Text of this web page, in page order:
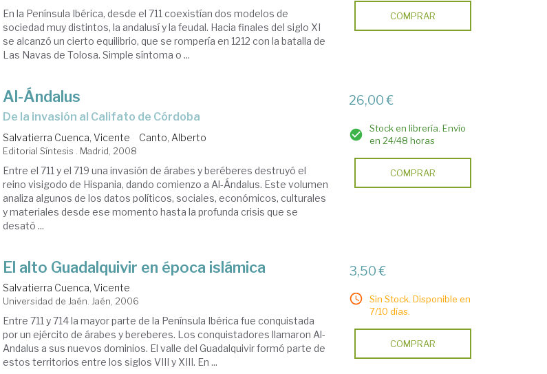
En la Península Ibérica, desde el 711 coexistían dos modelos de
sociedad muy distintos, la andalusí y la feudal. Hacia finales del siglo XI
se alcanzó un cierto equilibrio, que se rompería en 1212 con la batalla de
Las Navas de Tolosa. Simple síntoma o ...
COMPRAR
Al-Ándalus
de la invasión al Califato de Córdoba
Salvatierra Cuenca, Vicente Canto, Alberto
Editorial Síntesis . Madrid, 2008
Entre el 711 y el 719 una invasión de árabes y beréberes destruyó el
reino visigodo de Hispania, dando comienzo a Al-Ándalus. Este volumen
analiza algunos de los datos políticos, sociales, económicos, culturales
y materiales desde ese momento hasta la profunda crisis que se
desató ...
26,00 €
Stock en librería. Envío
en 24/48 horas
COMPRAR
El alto Guadalquivir en época islámica
Salvatierra Cuenca, Vicente
Universidad de Jaén. Jaén, 2006
Entre 711 y 714 la mayor parte de la Península Ibérica fue conquistada
por un ejército de árabes y bereberes. Los conquistadores llamaron Al-
Andalus a sus nuevos dominios. El valle del Guadalquivir formó parte de
estos territorios entre los siglos VIII y XIII. En ...
3,50 €
Sin Stock. Disponible en
7/10 días.
COMPRAR